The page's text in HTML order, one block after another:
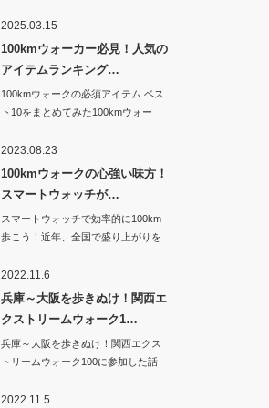
2025.03.15
100kmウォーカー必見！人気の
アイテムランキング…
100kmウォークの必須アイテム ベス
ト10をまとめてみた100kmウォー
2023.08.23
100kmウォークの心強い味方！
スマートウォッチが…
スマートウォッチで効率的に100km
歩こう！近年、全国で盛り上がりを
2022.11.6
兵庫～大阪を歩きぬけ！関西エ
クストリームウォーク1…
兵庫～大阪を歩きぬけ！関西エクス
トリームウォーク100に参加した話
2022.11.5